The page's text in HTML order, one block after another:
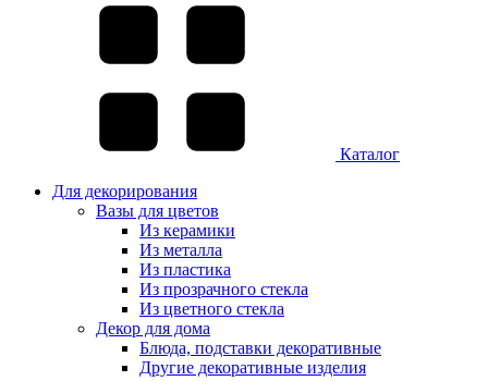
Каталог
Для декорирования
Вазы для цветов
Из керамики
Из металла
Из пластика
Из прозрачного стекла
Из цветного стекла
Декор для дома
Блюда, подставки декоративные
Другие декоративные изделия